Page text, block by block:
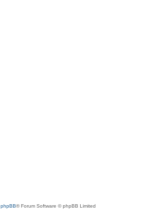
phpBB® Forum Software © phpBB Limited